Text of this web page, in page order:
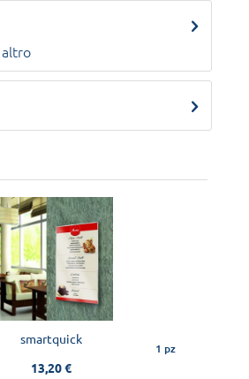
altro
smartquick
13,20 €
1 pz